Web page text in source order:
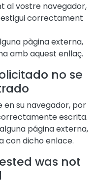
al vostre navegador,
estigui correctament
pàgina externa,
amb aquest enllaç.
no se
en su navegador, por
escrita.
página externa,
con dicho enlace.
was not